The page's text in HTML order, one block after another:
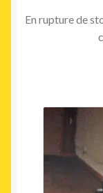
En rupture de